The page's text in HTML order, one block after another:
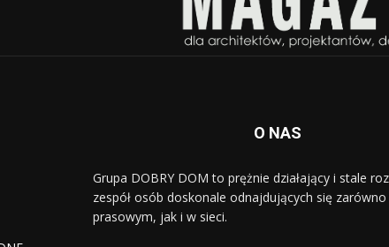
O NAS
Grupa DOBRY DOM to prężnie działający i stale
zespół osób doskonale odnajdujących się
prasowym, jak i w sieci.